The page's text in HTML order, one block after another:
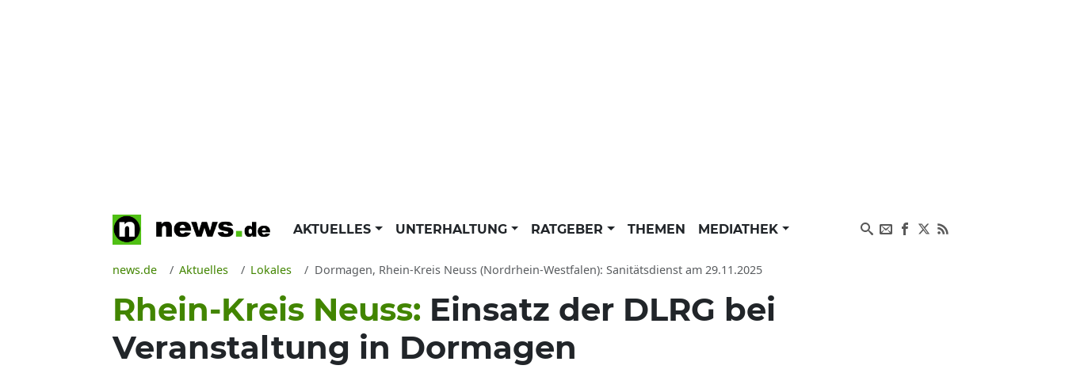
AKTUELLES UNTERHALTUNG RATGEBER THEMEN MEDIATHEK
news.de Aktuelles Lokales Dormagen, Rhein-Kreis Neuss (Nordrhein-Westfalen): Sanitätsdienst am 29.11.2025
Rhein-Kreis Neuss: Einsatz der DLRG bei
Veranstaltung in Dormagen